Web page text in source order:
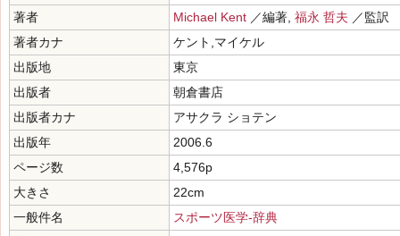
著者
Michael Kent ／編著, 福永 哲夫 ／監訳
著者カナ
ケント,マイケル
出版地
東京
出版者
朝倉書店
出版者カナ
アサクラ ショテン
出版年
2006.6
ページ数
4,576p
大きさ
22cm
一般件名
スポーツ医学-辞典